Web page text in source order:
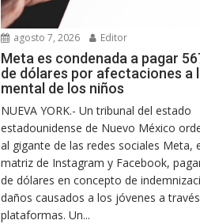
agosto 7, 2026 Editor
Meta es condenada a pagar
de dólares por afectaciones a
mental de los niños
NUEVA YORK.- Un tribunal del estado
estadounidense de Nuevo México
al gigante de las redes sociales Meta,
matriz de Instagram y Facebook,
de dólares en concepto de
daños causados a los jóvenes a
plataformas. Un...